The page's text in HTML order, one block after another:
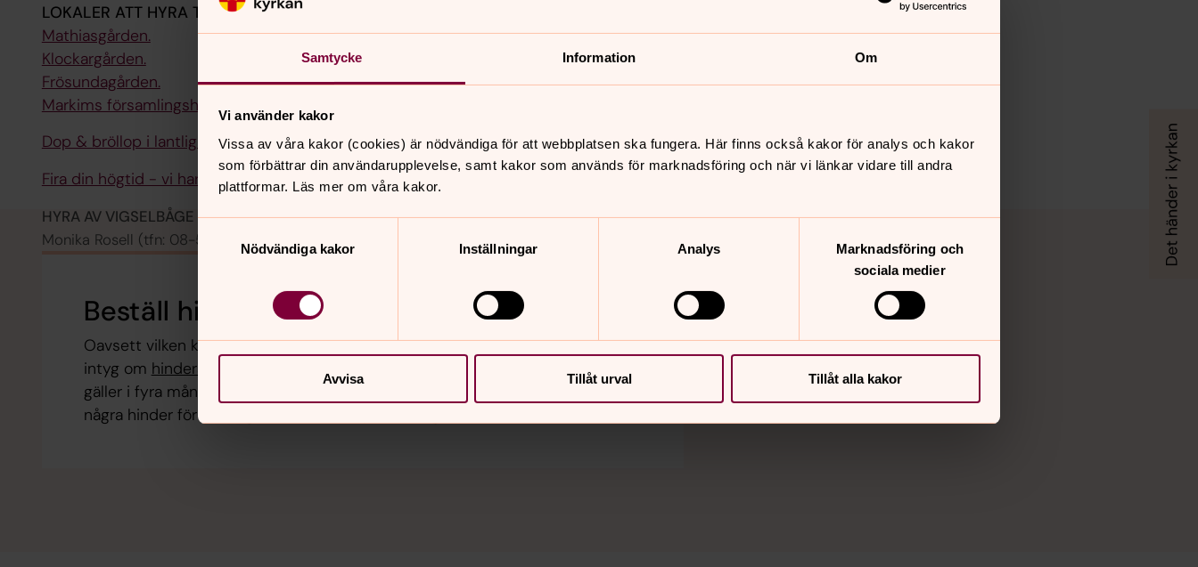
Samtycke Information Om
Vi använder kakor
Vissa av våra kakor (cookies) är nödvändiga för att webbplatsen ska fungera. Här finns också kakor för analys och kakor
som förbättrar din användarupplevelse, samt kakor som används för marknadsföring och när vi länkar vidare till andra
plattformar. Läs mer om våra kakor.
Nödvändiga kakor
Inställningar Analys
Marknadsföring och
sociala medier
Avvisa Tillåt urval Tillåt alla kakor
LOKALER ATT HYRA TILL BRÖLLOPSFESTEN
Mathiasgården.
Klockargården.
Frösundagården.
Markims församlingshus.
Dop & bröllop i lantlig miljö, (PDF-fil).
Fira din högtid - vi har lokaler, (PDF-fil).
HYRA AV VIGSELBÅGE
Monika Rosell (tfn: 08-511 862 36, monika.rosell@svenskakyrkan.se
Beställ hindersprövning i god tid
Oavsett vilken kyrka ni väljer är det viktigt att komma ihåg att beställa ett
intyg om hindersprövning från Skatteverket
i god tid innan vigseln. Intyget
gäller i fyra månader. Syftet med intyget är att kontrollera att det inte finns
några hinder för er att gifta er, till exempel att någon av er är under 18 år”.